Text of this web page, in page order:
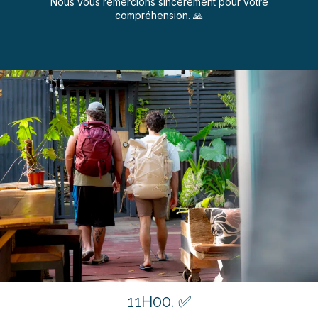
compréhension. 🙏
11H00. ✅